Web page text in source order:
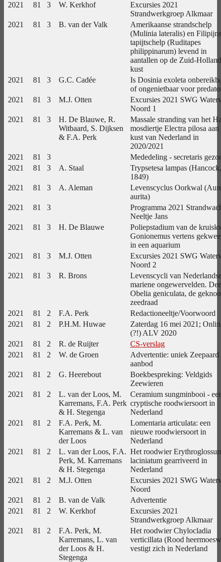
2021
81 3 W. Kerkhof
Excursies 2021
Strandwerkgroep Alkmaar
2021
81 3 B. van der Valk
Amerikaanse strandschelp
(Mulinia lateralis) en
tapijtschelp (Ruditapes
philippinarum) levend in
aantallen op de Zuid-
kust
2021
81 3 G.C. Cadée
Is Dosinia exoleta
of ongenietbaar voor
2021
81 3 M.J. Otten
Excursies 2021 SWG
Noord 1
2021
81 3
H. De Blauwe, R.
Witbaard, S. Dijksen
& F.A. Perk
Massale stranding van het
mosdiertje Electra pilosa aan
kust van Nederland in
2020/2021
2021
81 3
Mededeling - secretaris
2021
81 3 A. Staal
Trypsetesa lampas (Hancock,
1849)
2021
81 3 A. Aleman
Levenscyclus Oorkwal
aurita)
2021
81 3
Programma 2021
Neeltje Jans
2021
81 3 H. De Blauwe
Poliepstadium van de
Gonionemus vertens
in een aquarium
2021
81 3 M.J. Otten
Excursies 2021 SWG
Noord 2
2021
81 3 R. Brons
Levenscycli van
mariene ongewervelden.
Obelia geniculata, de
zeedraad
2021
81 2 F.A. Perk
Redactioneeltje/Voorwoord
2021
81 2 P.H.M. Huwae
Zaterdag 16 mei 2021;
(?!) ALV 2020
2021
81 2 R. de Ruijter
CS-verslag
2021
81 2 W. de Groen
Advertentie: uniek Zeepaard
aanbod
2021
81 2 G. Heerebout
Boekbespreking: Veldgids
Zeewieren
2021
81 2
L. van der Loos, M.
Karremans, F.A. Perk
& H. Stegenga
Ceramium sungminbooi -
cryptische roodwiersoort in
Nederland
2021
81 2
F.A. Perk, M.
Karremans & L. van
der Loos
Lomentaria articulata: een
nieuwe roodwiersoort in
Nederland
2021
81 2
L. van der Loos, F.A.
Perk, M. Karremans
& H. Stegenga
Het roodwier
laciniatum gearriveerd in
Nederland
2021
81 2 M.J. Otten
Excursies 2021 SWG
Noord
2021
81 2 B. van de Valk
Advertentie
2021
81 2 W. Kerkhof
Excursies 2021
Strandwerkgroep Alkmaar
2021
81 2
F.A. Perk, M.
Karremans, L. van
der Loos & H.
Stegenga
Het roodwier Chylocladia
verticillata (Rood
vestigt zich in Nederland